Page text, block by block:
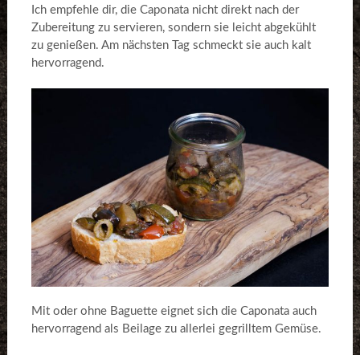
Ich empfehle dir, die Caponata nicht direkt nach der
Zubereitung zu servieren, sondern sie leicht abgekühlt
zu genießen. Am nächsten Tag schmeckt sie auch kalt
hervorragend.
Mit oder ohne Baguette eignet sich die Caponata auch
hervorragend als Beilage zu allerlei gegrilltem Gemüse.